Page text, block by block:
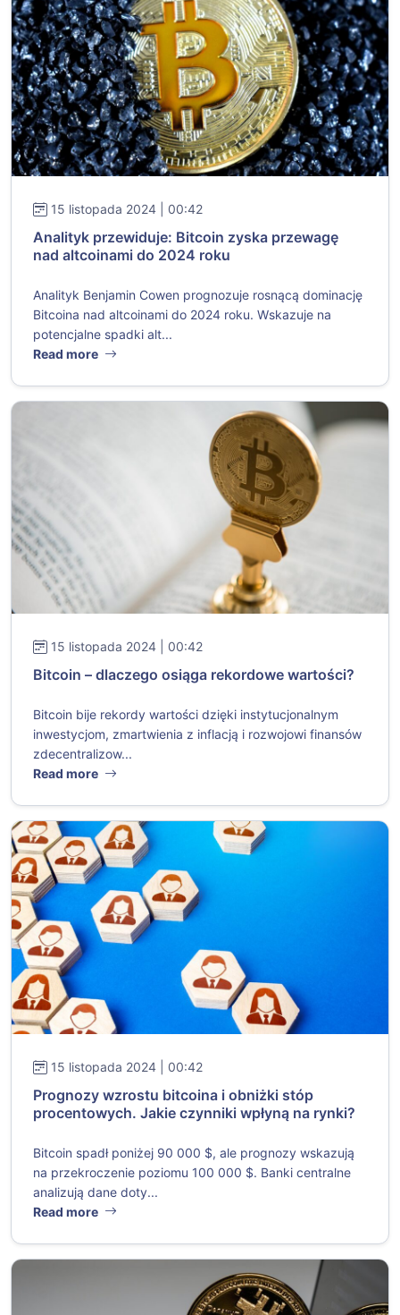
15 listopada 2024 | 00:42
Analityk przewiduje: Bitcoin zyska przewagę
nad altcoinami do 2024 roku
Analityk Benjamin Cowen prognozuje rosnącą dominację
Bitcoina nad altcoinami do 2024 roku. Wskazuje na
potencjalne spadki alt...
Read more
15 listopada 2024 | 00:42
Bitcoin – dlaczego osiąga rekordowe wartości?
Bitcoin bije rekordy wartości dzięki instytucjonalnym
inwestycjom, zmartwienia z inflacją i rozwojowi finansów
zdecentralizow...
Read more
15 listopada 2024 | 00:42
Prognozy wzrostu bitcoina i obniżki stóp
procentowych. Jakie czynniki wpłyną na rynki?
Bitcoin spadł poniżej 90 000 $, ale prognozy wskazują
na przekroczenie poziomu 100 000 $. Banki centralne
analizują dane doty...
Read more